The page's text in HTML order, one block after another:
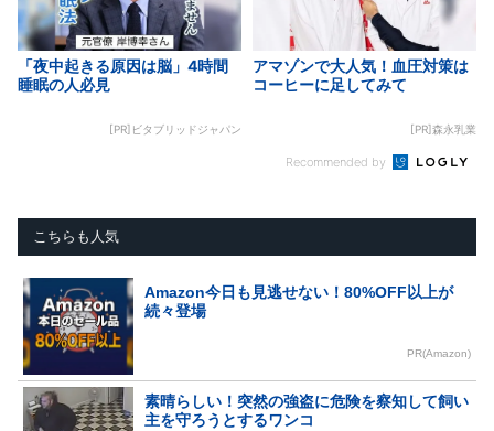
「夜中起きる原因は脳」4時間
睡眠の人必見
[PR]ビタブリッドジャパン
アマゾンで大人気！血圧対策は
コーヒーに足してみて
[PR]森永乳業
Recommended by
こちらも人気
Amazon今日も見逃せない！80%OFF以上が
続々登場
PR(Amazon)
素晴らしい！突然の強盗に危険を察知して飼い
主を守ろうとするワンコ